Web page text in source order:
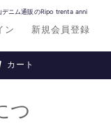
デニム通販のRipo trenta anni
ン 新規会員登録
カート
つ